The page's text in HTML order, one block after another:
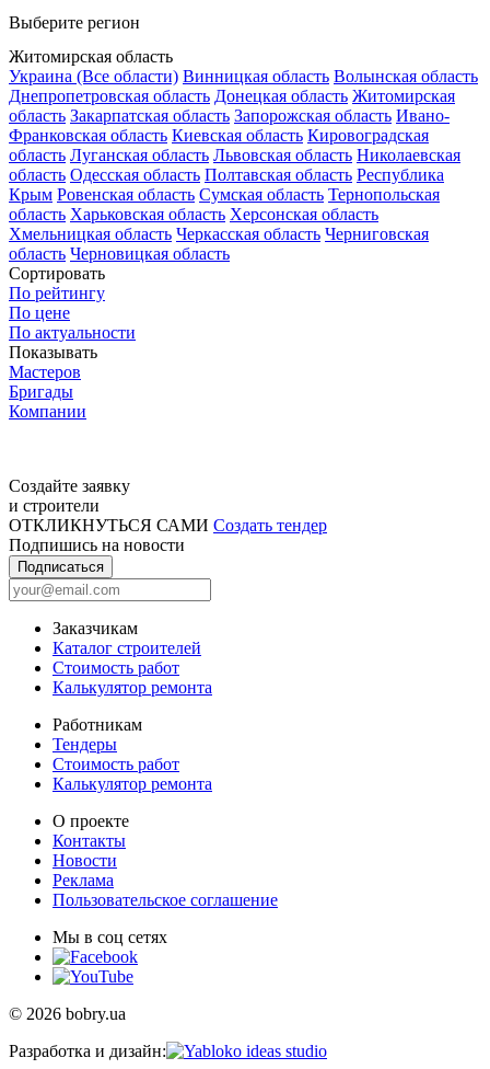
Выберите регион
Житомирская область
Украина (Все области) Винницкая область Волынская область
Днепропетровская область Донецкая область Житомирская
область Закарпатская область Запорожская область Ивано-
Франковская область Киевская область Кировоградская
область Луганская область Львовская область Николаевская
область Одесская область Полтавская область Республика
Крым Ровенская область Сумская область Тернопольская
область Харьковская область Херсонская область
Хмельницкая область Черкасская область Черниговская
область Черновицкая область
Сортировать
По рейтингу
По цене
По актуальности
Показывать
Мастеров
Бригады
Компании
Создайте заявку
и строители
ОТКЛИКНУТЬСЯ САМИ Создать тендер
Подпишись на новости
Подписаться
Заказчикам
Каталог строителей
Стоимость работ
Калькулятор ремонта
Работникам
Тендеры
Стоимость работ
Калькулятор ремонта
О проекте
Контакты
Новости
Реклама
Пользовательское соглашение
Мы в соц сетях
© 2026 bobry.ua
Разработка и дизайн: